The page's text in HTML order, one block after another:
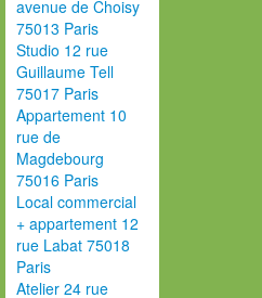
avenue de Choisy
75013 Paris
Studio 12 rue
Guillaume Tell
75017 Paris
Appartement 10
rue de
Magdebourg
75016 Paris
Local commercial
+ appartement 12
rue Labat 75018
Paris
Atelier 24 rue